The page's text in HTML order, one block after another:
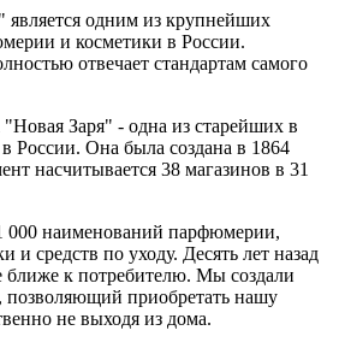
одним из крупнейших
и косметики в России.
отвечает стандартам самого
Заря" - одна из старейших в
России. Она была создана в 1864
насчитывается 38 магазинов в 31
000 наименований парфюмерии,
и средств по уходу. Десять лет назад
ближе к потребителю. Мы создали
позволяющий приобретать нашу
не выходя из дома.